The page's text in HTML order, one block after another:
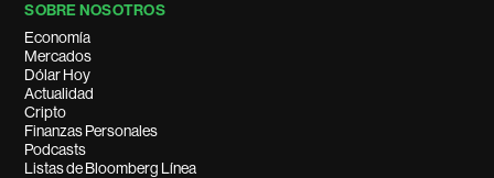
SOBRE NOSOTROS
Economía
Mercados
Dólar Hoy
Actualidad
Cripto
Finanzas Personales
Podcasts
Listas de Bloomberg Línea